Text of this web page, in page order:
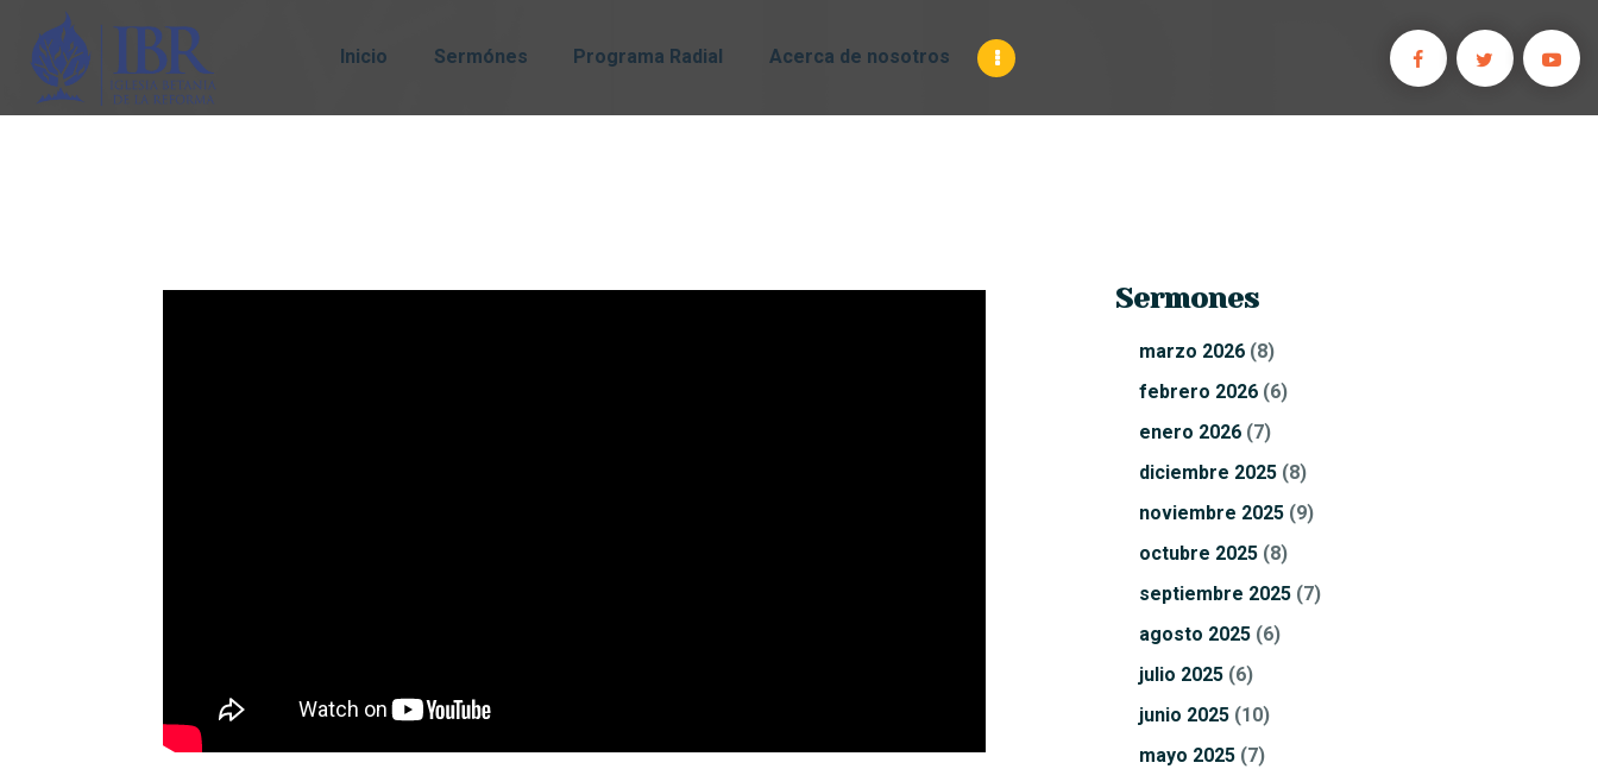
Inicio Sermónes Programa Radial Acerca de nosotros
Sermones
marzo 2026(8)
febrero 2026(6)
enero 2026(7)
diciembre 2025(8)
noviembre 2025(9)
octubre 2025(8)
septiembre 2025(7)
agosto 2025(6)
julio 2025(6)
junio 2025(10)
mayo 2025(7)